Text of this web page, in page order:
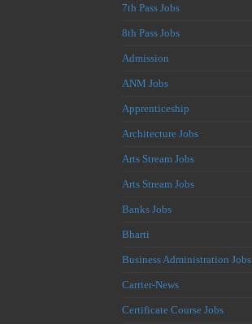
7th Pass Jobs
8th Pass Jobs
Admission
ANM Jobs
Apprenticeship
Architecture Jobs
Arts Stream Jobs
Arts Stream Jobs
Banks Jobs
Bharti
Business Administration Jobs
Carrier-News
Certificate Course Jobs